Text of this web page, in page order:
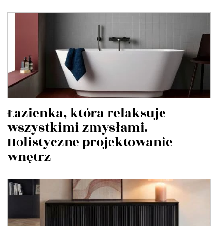
Łazienka, która relaksuje
wszystkimi zmysłami.
Holistyczne projektowanie
wnętrz